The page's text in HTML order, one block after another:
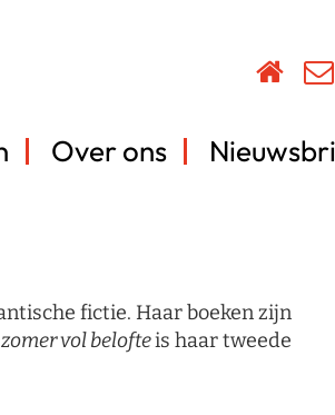
Over ons
fictie. Haar boeken zijn
vol belofteis haar tweede